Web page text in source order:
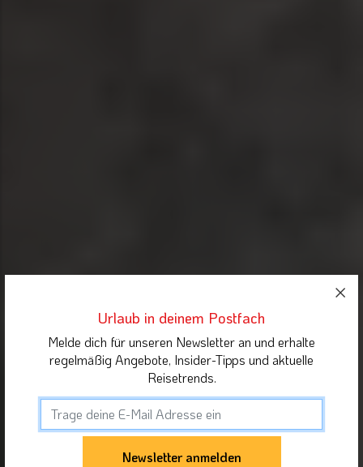
Urlaub in deinem Postfach
Melde dich für unseren Newsletter an und erhalte
regelmäßig Angebote, Insider-Tipps und aktuelle
Reisetrends.